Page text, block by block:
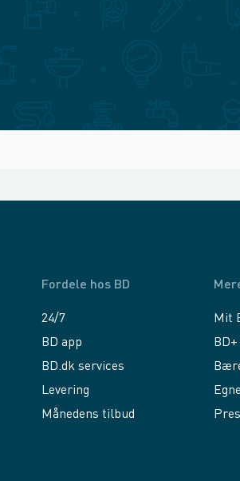
Fordele hos BD
24/7
BD app
BD.dk services
Levering
Månedens tilbud
Mit
BD+